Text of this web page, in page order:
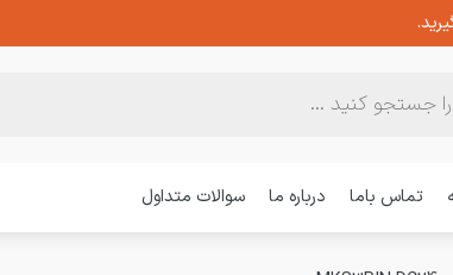
تماس باما درباره ما سوالات متداول